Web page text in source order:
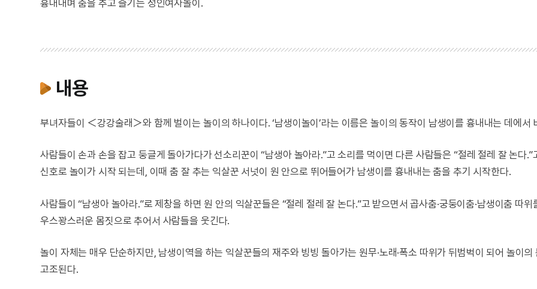
흉내내며 춤을 추고 즐기는 성인여자놀이.
내용
부녀자들이 ＜강강술래＞와 함께 벌이는 놀이의 하나이다. ‘남생이놀이’라는 이름은 놀이의 동작이 남생이를 흉내내는 데에서
사람들이 손과 손을 잡고 둥글게 돌아가다가 선소리꾼이 “남생아 놀아라.”고 소리를 먹이면 다른 사람들은 “절레 절레 잘 논다.”
신호로 놀이가 시작 되는데, 이때 춤 잘 추는 익살꾼 서넛이 원 안으로 뛰어들어가 남생이를 흉내내는 춤을 추기 시작한다.
사람들이 “남생아 놀아라.”로 제창을 하면 원 안의 익살꾼들은 “절레 절레 잘 논다.”고 받으면서 곱사춤·궁둥이춤·남생이춤 따위
우스꽝스러운 몸짓으로 추어서 사람들을 웃긴다.
놀이 자체는 매우 단순하지만, 남생이역을 하는 익살꾼들의 재주와 빙빙 돌아가는 원무·노래·폭소 따위가 뒤범벅이 되어 놀이의
고조된다.